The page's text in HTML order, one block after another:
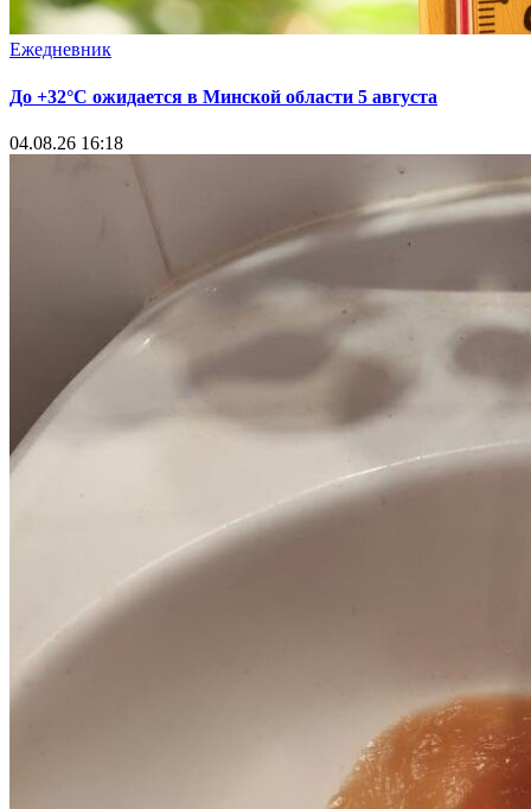
Ежедневник
До +32°С ожидается в Минской области 5 августа
04.08.26 16:18